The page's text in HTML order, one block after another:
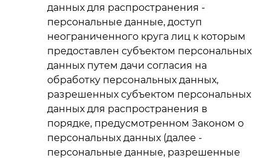
данных для распространения -
персональные данные, доступ
неограниченного круга лиц к которым
предоставлен субъектом персональных
данных путем дачи согласия на
обработку персональных данных,
разрешенных субъектом персональных
данных для распространения в
порядке, предусмотренном Законом о
персональных данных (далее -
персональные данные, разрешенные